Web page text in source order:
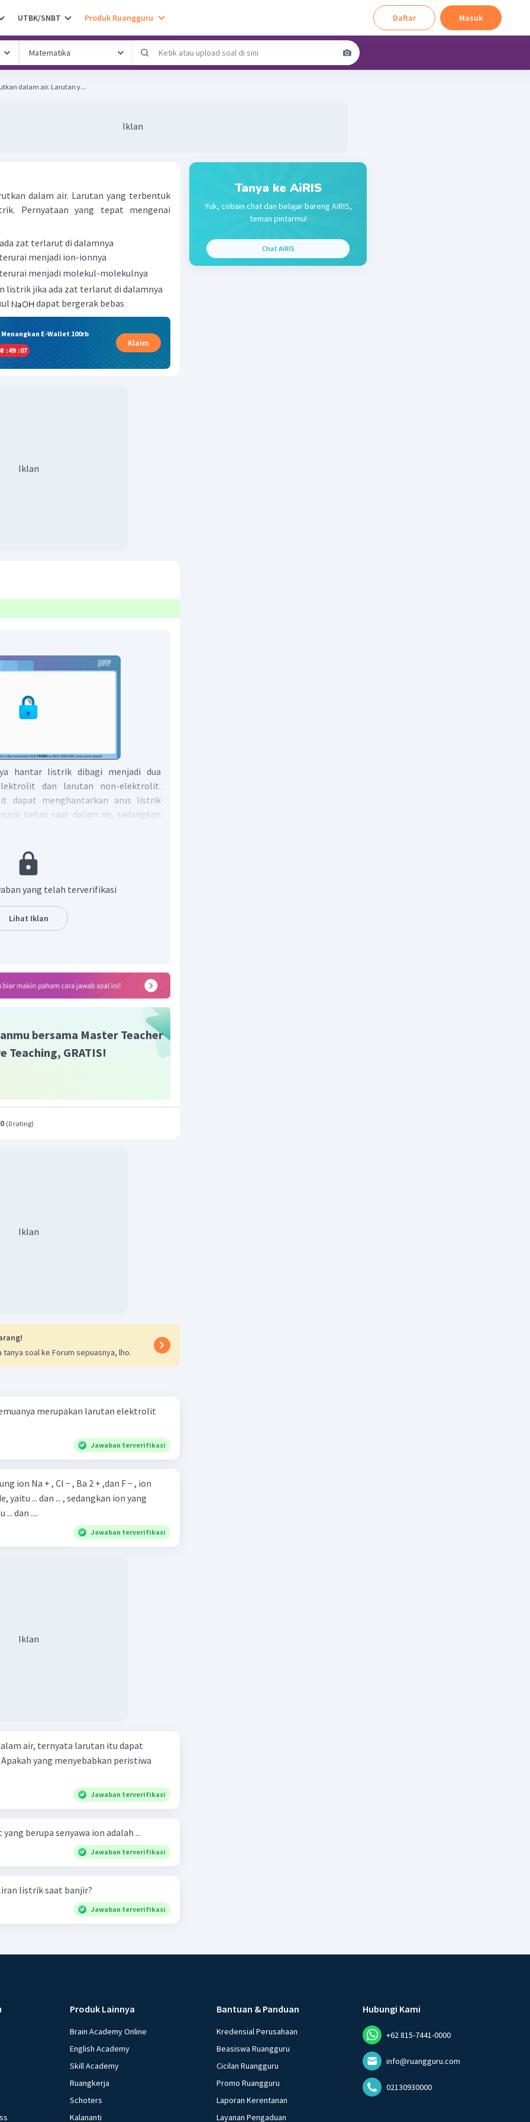
UTBK/SNBT Produk Ruangguru Daftar Masuk
dalam air. Larutan y...
Iklan
dalam air. Larutan yang terbentuk
Pernyataan yang tepat mengenai
zat terlarut di dalamnya
menjadi ion-ionnya
menjadi molekul-molekulnya
listrik jika ada zat terlarut di dalamnya
dapat bergerak bebas
E-Wallet 100rb
:49 :06
Klaim
Iklan
hantar listrik dibagi menjadi dua
dan larutan non-elektrolit.
dapat menghantarkan arus listrik
bebas saat dalam air, sedangkan
(terdiri dari unsur logam dan non-
basa kuat apabila dalam bentuk
air, maka akan terionisasi menjadi
NaOH dapat menghantarkan arus
padatan
terurai menjadi ion-
yang telah terverifikasi
Lihat Iklan
bersama Master Teacher
Teaching, GRATIS!
(0 rating)
Iklan
tanya soal ke Forum sepuasnya, lho.
merupakan larutan elektrolit
Jawaban terverifikasi
ion Na + , Cl − , Ba 2 + ,dan F − , ion
yaitu ... dan ... , sedangkan ion yang
dan ....
Jawaban terverifikasi
Iklan
air, ternyata larutan itu dapat
yang menyebabkan peristiwa
Jawaban terverifikasi
berupa senyawa ion adalah ...
Jawaban terverifikasi
listrik saat banjir?
Jawaban terverifikasi
Tanya ke AiRIS
Yuk, cobain chat dan belajar bareng AiRIS,
teman pintarmu!
Chat AiRIS
Produk Lainnya
Brain Academy Online
English Academy
Skill Academy
Ruangkerja
Schoters
Kalananti
Bantuan & Panduan
Kredensial Perusahaan
Beasiswa Ruangguru
Cicilan Ruangguru
Promo Ruangguru
Laporan Kerentanan
Layanan Pengaduan
Hubungi Kami
+62 815-7441-0000
info@ruangguru.com
02130930000